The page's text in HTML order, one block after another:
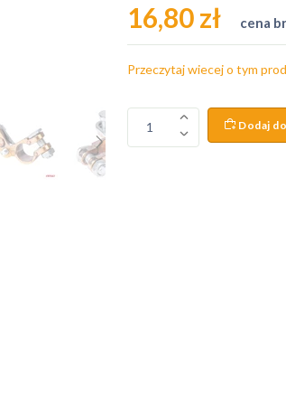
16,80 zł cena
Przeczytaj wiecej o tym
1 Dodaj